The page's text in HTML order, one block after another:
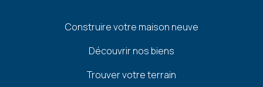
Construire votre maison neuve
Découvrir nos biens
Trouver votre terrain